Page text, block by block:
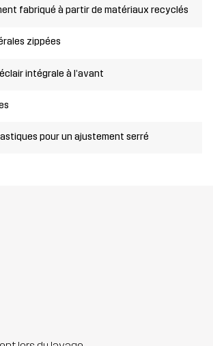
fabriqué à partir de matériaux recyclés
zippées
intégrale à l’avant
pour un ajustement serré